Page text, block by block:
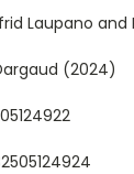
Laupano and
(2024)